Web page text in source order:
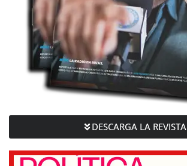
DESCARGA LA REVISTA